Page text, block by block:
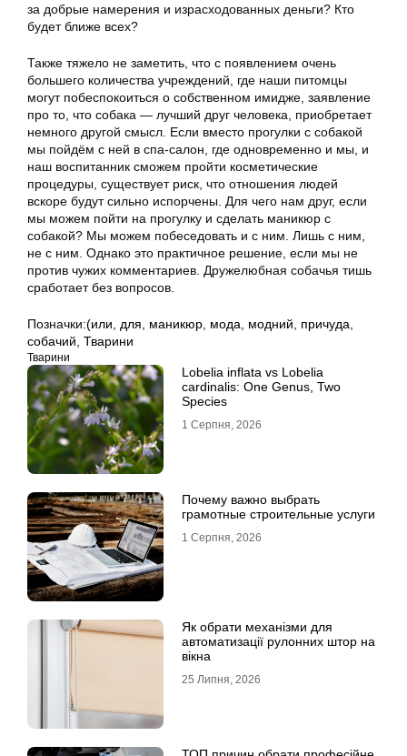
за добрые намерения и израсходованных деньги? Кто
будет ближе всех?
Также тяжело не заметить, что с появлением очень
большего количества учреждений, где наши питомцы
могут побеспокоиться о собственном имидже, заявление
про то, что собака — лучший друг человека, приобретает
немного другой смысл. Если вместо прогулки с собакой
мы пойдём с ней в спа-салон, где одновременно и мы, и
наш воспитанник сможем пройти косметические
процедуры, существует риск, что отношения людей
вскоре будут сильно испорчены. Для чего нам друг, если
мы можем пойти на прогулку и сделать маникюр с
собакой? Мы можем побеседовать и с ним. Лишь с ним,
не с ним. Однако это практичное решение, если мы не
против чужих комментариев. Дружелюбная собачья тишь
сработает без вопросов.
Позначки:(или для маникюр мода модний причуда
собачий Тварини
Тварини
Lobelia inflata vs Lobelia
cardinalis: One Genus, Two
Species
1 Серпня, 2026
Почему важно выбрать
грамотные строительные услуги
1 Серпня, 2026
Як обрати механізми для
автоматизації рулонних штор на
вікна
25 Липня, 2026